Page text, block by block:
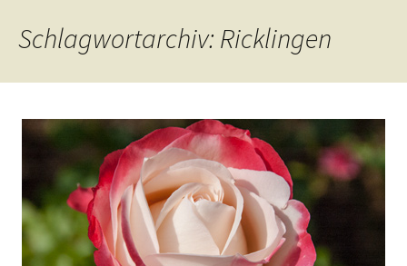
Schlagwortarchiv: Ricklingen